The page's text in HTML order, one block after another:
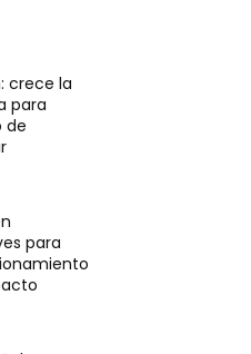
crece la
para
de
para